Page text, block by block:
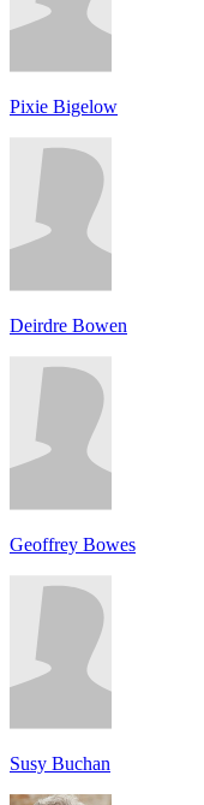
Pixie Bigelow
Deirdre Bowen
Geoffrey Bowes
Susy Buchan